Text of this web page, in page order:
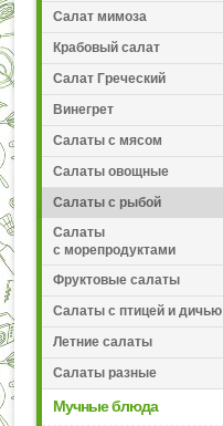
Салат мимоза
Крабовый салат
Салат Греческий
Винегрет
Салаты с мясом
Салаты овощные
Салаты с рыбой
Салаты
с морепродуктами
Фруктовые салаты
Салаты с птицей и дичью
Летние салаты
Салаты разные
Мучные блюда